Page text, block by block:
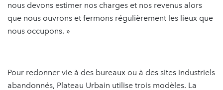
nous devons estimer nos charges et nos revenus alors
que nous ouvrons et fermons régulièrement les lieux que
nous occupons. »
Pour redonner vie à des bureaux ou à des sites industriels
abandonnés, Plateau Urbain utilise trois modèles. La